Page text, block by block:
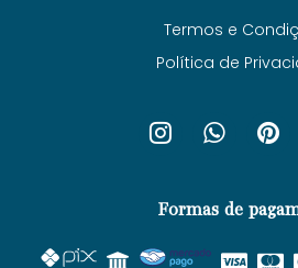
Termos e
Política de
Formas de